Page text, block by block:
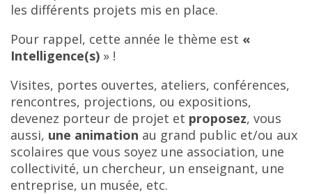
les différents projets mis en place.
Pour rappel, cette année le thème est «
Intelligence(s) » !
Visites, portes ouvertes, ateliers, conférences,
rencontres, projections, ou expositions,
devenez porteur de projet et proposez, vous
aussi, une animation au grand public et/ou aux
scolaires que vous soyez une association, une
collectivité, un chercheur, un enseignant, une
entreprise, un musée, etc.